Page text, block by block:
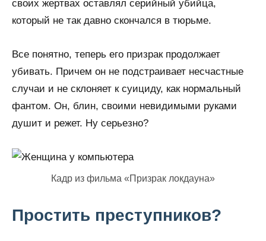
своих жертвах оставлял серийный убийца,
который не так давно скончался в тюрьме.
Все понятно, теперь его призрак продолжает
убивать. Причем он не подстраивает несчастные
случаи и не склоняет к суициду, как нормальный
фантом. Он, блин, своими невидимыми руками
душит и режет. Ну серьезно?
Кадр из фильма «Призрак локдауна»
Простить преступников?